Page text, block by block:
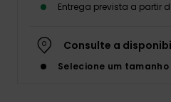
Entrega prevista a partir
Consulte a
Selecione um tamanho